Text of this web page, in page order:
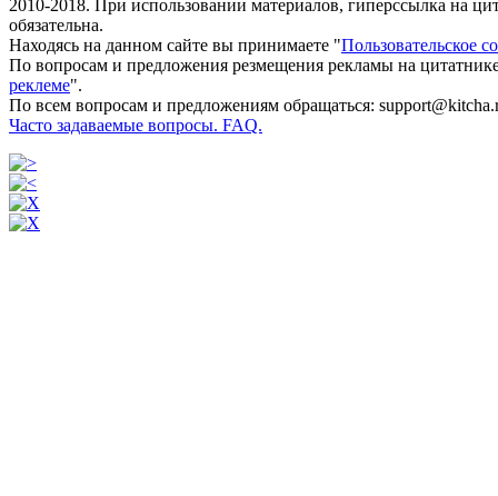
2010-2018. При использовании материалов, гиперссылка на
обязательна.
Находясь на данном сайте вы принимаете "Пользовательское
По вопросам и предложения резмещения рекламы на
реклеме".
По всем вопросам и предложениям обращаться:
Часто задаваемые вопросы. FAQ.